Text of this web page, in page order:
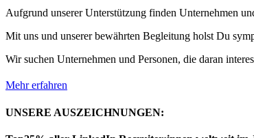
Aufgrund unserer Unterstützung finden Unternehmen
Mit uns und unserer bewährten Begleitung holst Du
Wir suchen Unternehmen und Personen, die daran
Mehr erfahren
UNSERE AUSZEICHNUNGEN: